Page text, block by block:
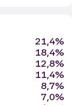
21,4%
18,4%
12,8%
11,4%
8,7%
7,0%